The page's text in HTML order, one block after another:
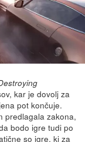
kar je dovolj za
pot končuje.
predlagala zakona,
bodo igre tudi po
so igre, ki za